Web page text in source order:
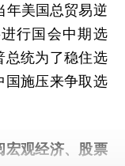
年美国总贸易逆
行国会中期选
总统为了稳住选
国施压来争取选
宏观经济、股票